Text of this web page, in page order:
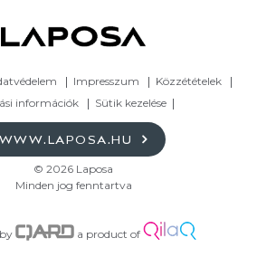
Impresszum
Közzétételek
információk
Sütik kezelése
WWW.LAPOSA.HU
© 2026 Laposa
Minden jog fenntartva
by a product of